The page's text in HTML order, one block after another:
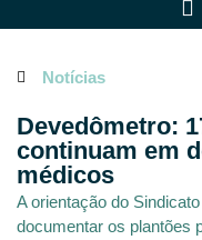
Notícias
Devedômetro:
continuam em
médicos
A orientação do
documentar os plantões